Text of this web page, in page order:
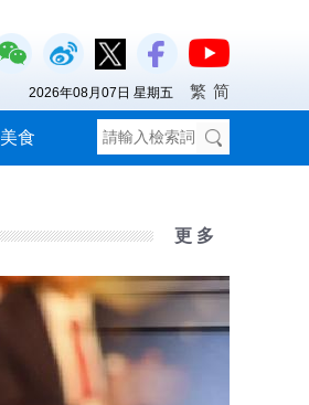
美食
2026年08月07日 星期五 繁 简
更 多